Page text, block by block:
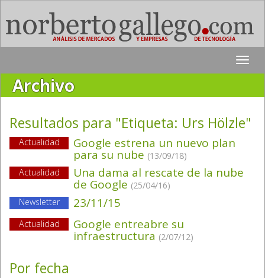
Toggle
Archivo
Resultados para "Etiqueta: Urs Hölzle"
Actualidad Google estrena un nuevo plan
para su nube (13/09/18)
Actualidad
Una dama al rescate de la nube
de Google (25/04/16)
Newsletter
23/11/15
Actualidad Google entreabre su
infraestructura (2/07/12)
Por fecha